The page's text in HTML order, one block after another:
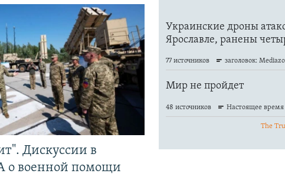
Дискуссии в
о военной помощи